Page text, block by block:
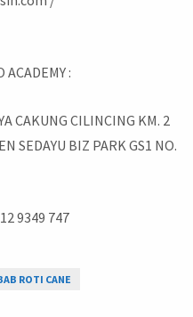
:
CAKUNG CILINCING KM. 2
SEDAYU BIZ PARK GS1 NO.
9349 747
ROTI CANE